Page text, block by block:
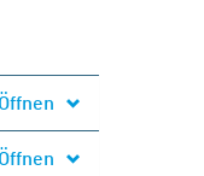
Öffnen
Öffnen